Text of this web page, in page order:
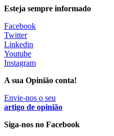
Quase 11.900 jovens
nutricionista no primeiro mês
7 Ago, 2026
apoio robótico em Portugal
Esteja sempre informado
Facebook
Twitter
Linkedin
Youtube
Instagram
A sua Opinião conta!
Envie-nos o seu
artigo de opinião
Siga-nos no Facebook